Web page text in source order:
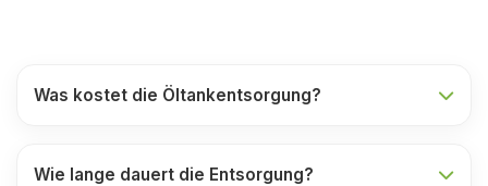
Was kostet die Öltankentsorgung?
Wie lange dauert die Entsorgung?